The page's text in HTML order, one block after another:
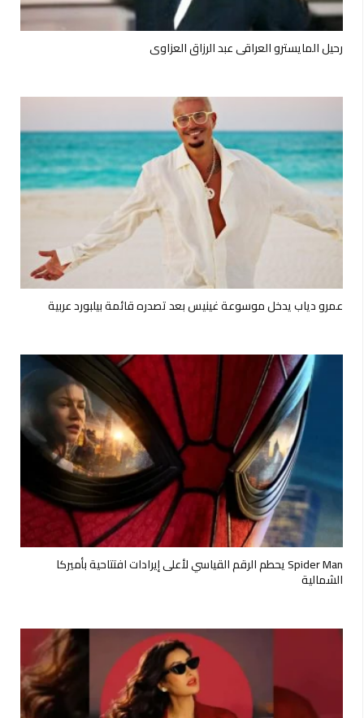
رحيل المايسترو العراقي عبد الرزاق العزاوي
عمرو دياب يدخل موسوعة غينيس بعد تصدره قائمة بيلبورد عربية
Spider Man يحطم الرقم القياسي لأعلى إيرادات افتتاحية بأميركا
الشمالية